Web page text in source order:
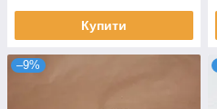
Купити
–9%